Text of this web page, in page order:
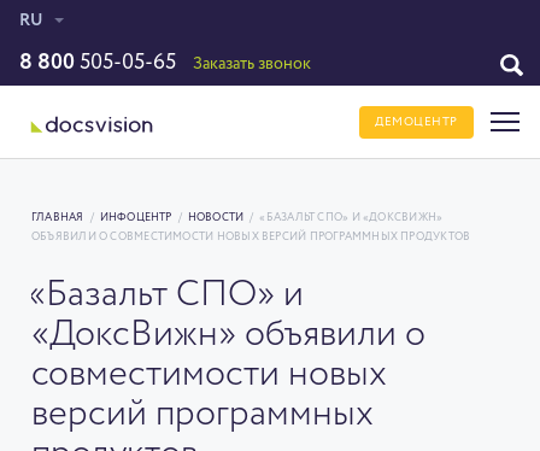
RU
8 800 505-05-65 Заказать звонок
ДЕМОЦЕНТР
ГЛАВНАЯ / ИНФОЦЕНТР / НОВОСТИ /
«БАЗАЛЬТ СПО» И «ДОКСВИЖН»
ОБЪЯВИЛИ О СОВМЕСТИМОСТИ НОВЫХ ВЕРСИЙ ПРОГРАММНЫХ ПРОДУКТОВ
«Базальт СПО» и
«ДоксВижн» объявили о
совместимости новых
версий программных